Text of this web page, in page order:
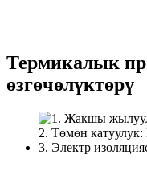
Термикалык
өзгөчөлүктөрү